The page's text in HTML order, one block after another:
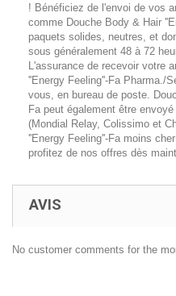
! Bénéficiez de l'envoi de vos
comme Douche Body & Hair
paquets solides, neutres, et
sous généralement 48 à 72
L'assurance de recevoir votre
''Energy Feeling''-Fa Pharma./
vous, en bureau de poste.
Fa peut également être
(Mondial Relay, Colissimo et
''Energy Feeling''-Fa moins
profitez de nos offres dès
AVIS
No customer comments for the